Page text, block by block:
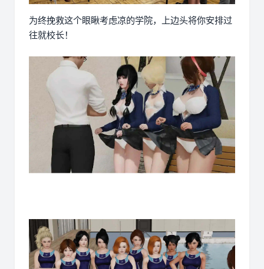
为终挽救这个眼瞅考虑凉的学院，上边头将你安排过
往就校长！